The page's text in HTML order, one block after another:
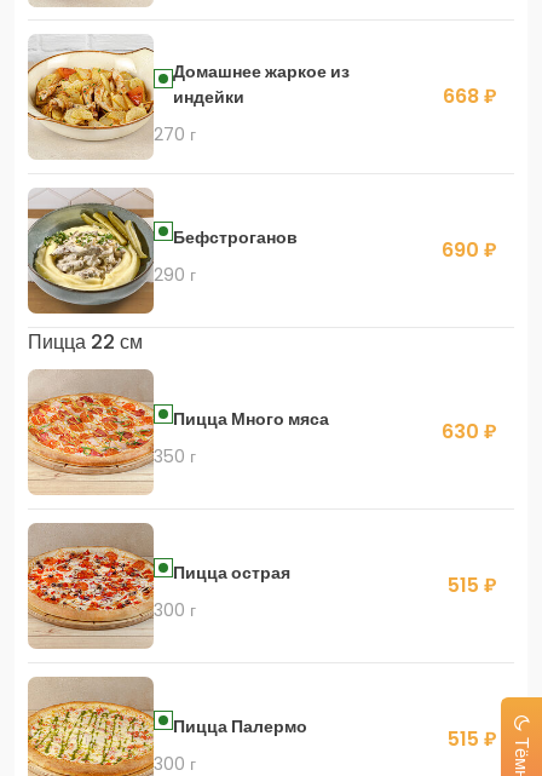
Домашнее жаркое из
индейки
270 г
668 ₽
Бефстроганов
290 г
690 ₽
Пицца 22 см
Пицца Много мяса
350 г
630 ₽
Пицца острая
300 г
515 ₽
Пицца Палермо
300 г
515 ₽